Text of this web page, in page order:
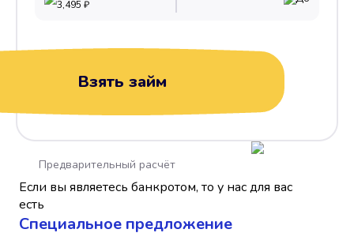
3,495 ₽
Взять займ
Если вы являетесь банкротом, то у нас для вас
есть
Cпециальное предложение
Предварительный расчёт